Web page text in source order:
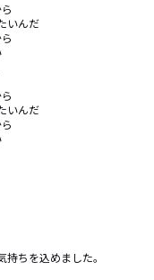
いんだ
いんだ
ちを込めました。